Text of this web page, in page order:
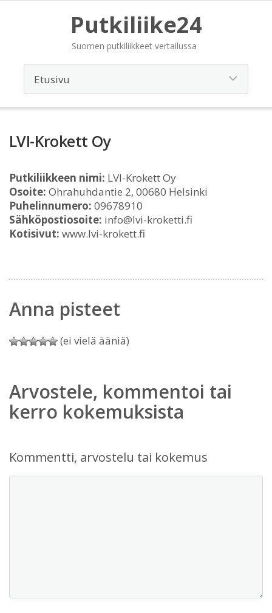
Putkiliike24
Suomen putkiliikkeet vertailussa
LVI-Krokett Oy
Putkiliikkeen nimi: LVI-Krokett Oy
Osoite: Ohrahuhdantie 2, 00680 Helsinki
Puhelinnumero: 09678910
Sähköpostiosoite: info@lvi-kroketti.fi
Kotisivut: www.lvi-krokett.fi
Anna pisteet
(ei vielä ääniä)
Arvostele, kommentoi tai
kerro kokemuksista
Kommentti, arvostelu tai kokemus